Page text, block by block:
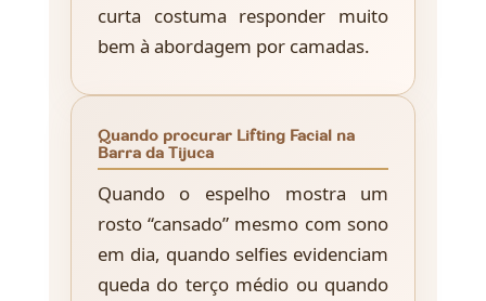
curta costuma responder muito
bem à abordagem por camadas.
Quando procurar Lifting Facial na
Barra da Tijuca
Quando o espelho mostra um
rosto “cansado” mesmo com sono
em dia, quando selfies evidenciam
queda do terço médio ou quando